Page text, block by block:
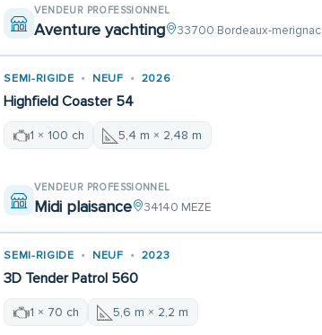
VENDEUR PROFESSIONNEL
Aventure yachting 33700 Bordeaux-merignac
SEMI-RIGIDE NEUF 2026
Highfield Coaster 54
1 × 100 ch 5,4 m × 2,48 m
VENDEUR PROFESSIONNEL
Midi plaisance 34140 MEZE
SEMI-RIGIDE NEUF 2023
3D Tender Patrol 560
1 × 70 ch 5,6 m × 2,2 m